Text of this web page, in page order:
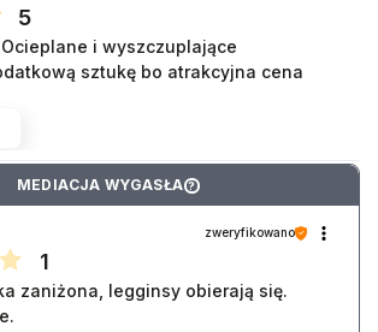
5
i wyszczuplające
sztukę bo atrakcyjna cena
MEDIACJA WYGASŁA ?
zweryfikowano
1
zaniżona, legginsy obierają się.